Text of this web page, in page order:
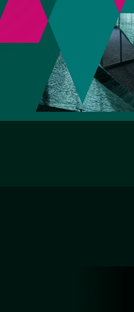
для
дома - СНТ